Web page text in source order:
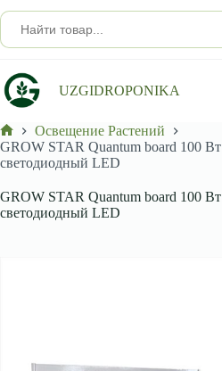
к
сути
UZGIDROPONIKA
Главная
Освещение Растений
GROW STAR Quantum board 100
светодиодный LED
GROW STAR Quantum board 100
светодиодный LED